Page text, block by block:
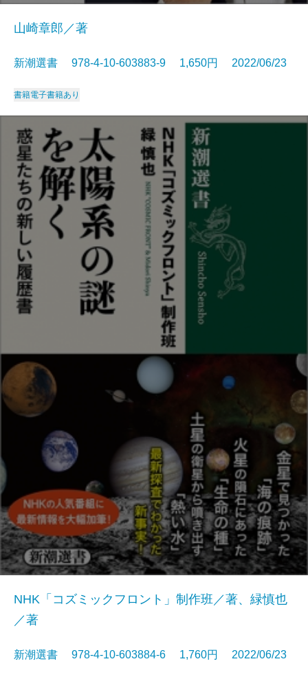
山崎章郎／著
新潮選書 978-4-10-603883-9 1,650円 2022/06/23
書籍電子書籍あり
NHK「コズミックフロント」制作班／著、緑慎也
／著
新潮選書 978-4-10-603884-6 1,760円 2022/06/23